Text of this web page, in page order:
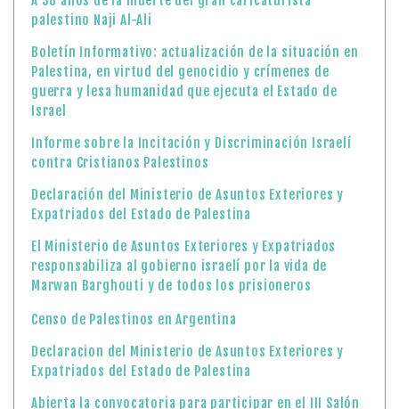
palestino Naji Al-Ali
Boletín Informativo: actualización de la situación en
Palestina, en virtud del genocidio y crímenes de
guerra y lesa humanidad que ejecuta el Estado de
Israel
Informe sobre la Incitación y Discriminación Israelí
contra Cristianos Palestinos
Declaración del Ministerio de Asuntos Exteriores y
Expatriados del Estado de Palestina
El Ministerio de Asuntos Exteriores y Expatriados
responsabiliza al gobierno israelí por la vida de
Marwan Barghouti y de todos los prisioneros
Censo de Palestinos en Argentina
Declaracion del Ministerio de Asuntos Exteriores y
Expatriados del Estado de Palestina
Abierta la convocatoria para participar en el III Salón